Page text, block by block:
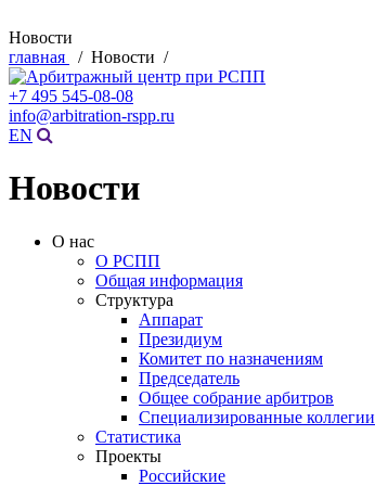
Новости
главная
/ Новости /
+7 495 545-08-08
info@arbitration-rspp.ru
EN
Новости
О нас
О РСПП
Общая информация
Структура
Аппарат
Президиум
Комитет по назначениям
Председатель
Общее собрание арбитров
Специализированные коллегии
Статистика
Проекты
Российские